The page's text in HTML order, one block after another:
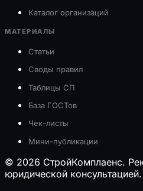
Каталог организаций
МАТЕРИАЛЫ
Статьи
Своды правил
Таблицы СП
База ГОСТов
Чек-листы
Мини-публикации
© 2026 СтройКомплаенс.
юридической консультацией.